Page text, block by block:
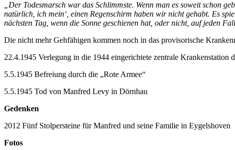
„Der Todesmarsch war das Schlimmste. Wenn man es soweit schon
natürlich, ich mein‘, einen Regenschirm haben wir nicht gehabt. Es
nächsten Tag, wenn die Sonne geschienen hat, oder nicht, auf jeden
Die nicht mehr Gehfähigen kommen noch in das provisorische
22.4.1945 Verlegung in die 1944 eingerichtete zentrale Krankenstation
5.5.1945 Befreiung durch die „Rote Armee“
5.5.1945 Tod von Manfred Levy in Dörnhau
Gedenken
2012 Fünf Stolpersteine für Manfred und seine Familie in Eygelshoven
Fotos